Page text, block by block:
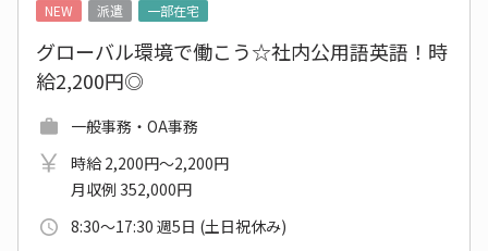
NEW
派遣 一部在宅
グローバル環境で働こう☆社内公用語英語！時
給2,200円◎
一般事務・OA事務
時給 2,200円～2,200円
月収例 352,000円
8:30～17:30 週5日 (土日祝休み)